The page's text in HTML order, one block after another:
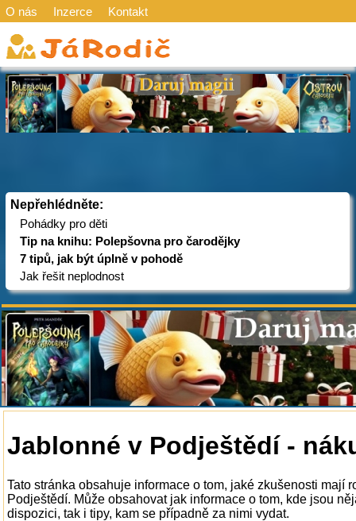
O nás Inzerce Kontakt
Nepřehlédněte:
Pohádky pro děti
Tip na knihu: Polepšovna pro čarodějky
7 tipů, jak být úplně v pohodě
Jak řešit neplodnost
Jablonné v Podještědí -
Tato stránka obsahuje informace o tom, jaké zkušenosti mají
Podještědí. Může obsahovat jak informace o tom, kde jsou
dispozici, tak i tipy, kam se případně za nimi vydat.